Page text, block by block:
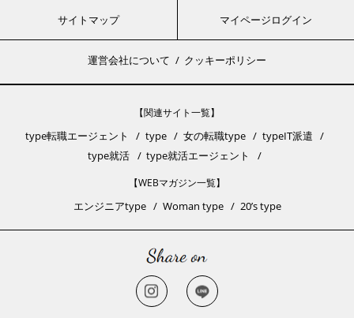
サイトマップ マイページログイン
運営会社について クッキーポリシー
【関連サイト一覧】
type転職エージェント type 女の転職type
typeIT派遣
type就活
type就活エージェント
【WEBマガジン一覧】
エンジニアtype Woman type 20’s type